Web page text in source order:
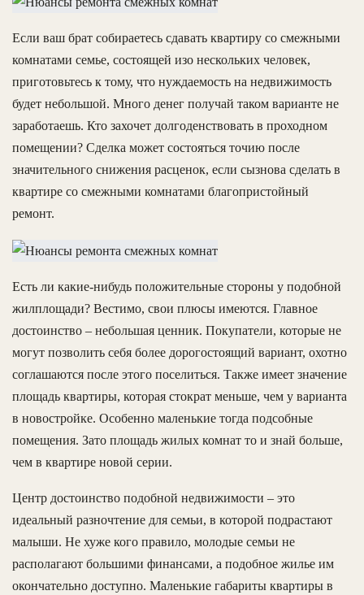
Если ваш брат собираетесь сдавать квартиру со смежными
комнатами семье, состоящей изо нескольких человек,
приготовьтесь к тому, что нуждаемость на недвижимость
будет небольшой. Много денег получай таком варианте не
заработаешь. Кто захочет долгоденствовать в проходном
помещении? Сделка может состояться точию после
значительного снижения расценок, если сызнова сделать в
квартире со смежными комнатами благопристойный
ремонт.
Есть ли какие-нибудь положительные стороны у подобной
жилплощади? Вестимо, свои плюсы имеются. Главное
достоинство – небольшая ценник. Покупатели, которые не
могут позволить себя более дорогостоящий вариант, охотно
соглашаются после этого поселиться. Также имеет значение
площадь квартиры, которая стократ меньше, чем у варианта
в новостройке. Особенно маленькие тогда подсобные
помещения. Зато площадь жилых комнат то и знай больше,
чем в квартире новой серии.
Центр достоинство подобной недвижимости – это
идеальный разночтение для семьи, в которой подрастают
малыши. Не хуже кого правило, молодые семьи не
располагают большими финансами, а подобное жилье им
окончательно доступно. Маленькие габариты квартиры в